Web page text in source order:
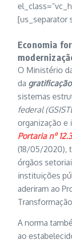
[us_separator
Economia
O Ministério
da
sistemas
federal
organização e
Portaria nº
(18/05/2020),
órgãos
instituições
aderiram ao
A norma
ao